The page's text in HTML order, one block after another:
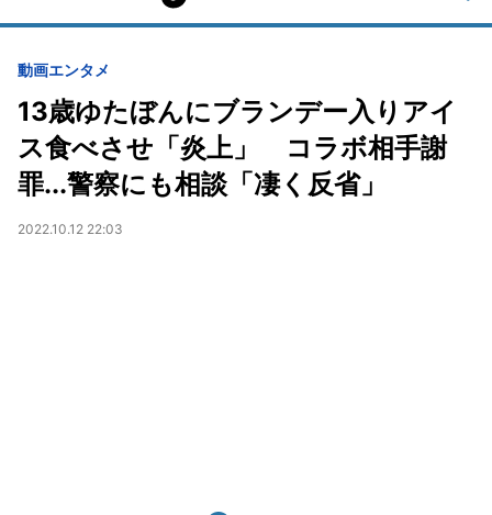
動画エンタメ
13歳ゆたぼんにブランデー入りアイ
ス食べさせ「炎上」 コラボ相手謝
罪...警察にも相談「凄く反省」
2022.10.12 22:03